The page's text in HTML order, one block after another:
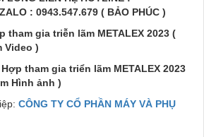
: 0943.547.679 ( BẢO PHÚC )
tham gia triễn lãm METALEX 2023 (
Video )
tham gia triển lãm METALEX 2023
Hình ảnh )
CÔNG TY CỔ PHẦN MÁY VÀ PHỤ